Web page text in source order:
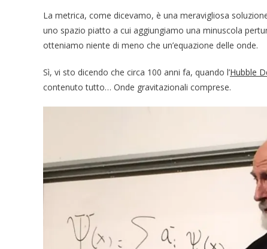
La metrica, come dicevamo, è una meravigliosa
uno spazio piatto a cui aggiungiamo una minuscola
otteniamo niente di meno che un’equazione delle onde.
Sì, vi sto dicendo che circa 100 anni fa, quando l’Hubble
contenuto tutto… Onde gravitazionali comprese.